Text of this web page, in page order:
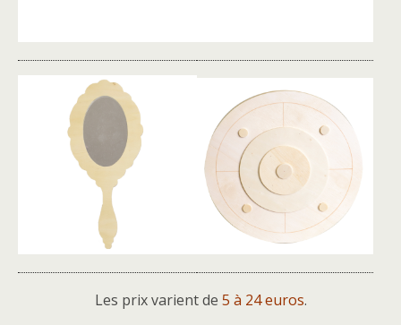
Les prix varient de 5 à 24 euros.